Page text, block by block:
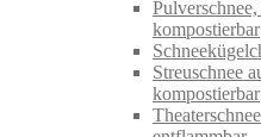
kompostierbar
Streuschnee
kompostierbar